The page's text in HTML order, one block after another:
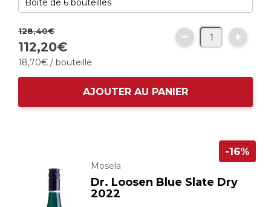
128,40€
112,20€
18,70€ / bouteille
AJOUTER AU PANIER
Mosela
Dr. Loosen Blue Slate Dry
2022
-16%